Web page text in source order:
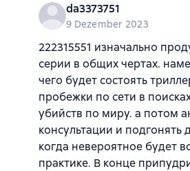
da3373751
9 Dezember 2023
222315551 изначально
серии в общих чертах.
чего будет состоять
пробежки по сети в
убийств по миру. а потом
консультации и подгонять
когда невероятное будет
практике. В конце